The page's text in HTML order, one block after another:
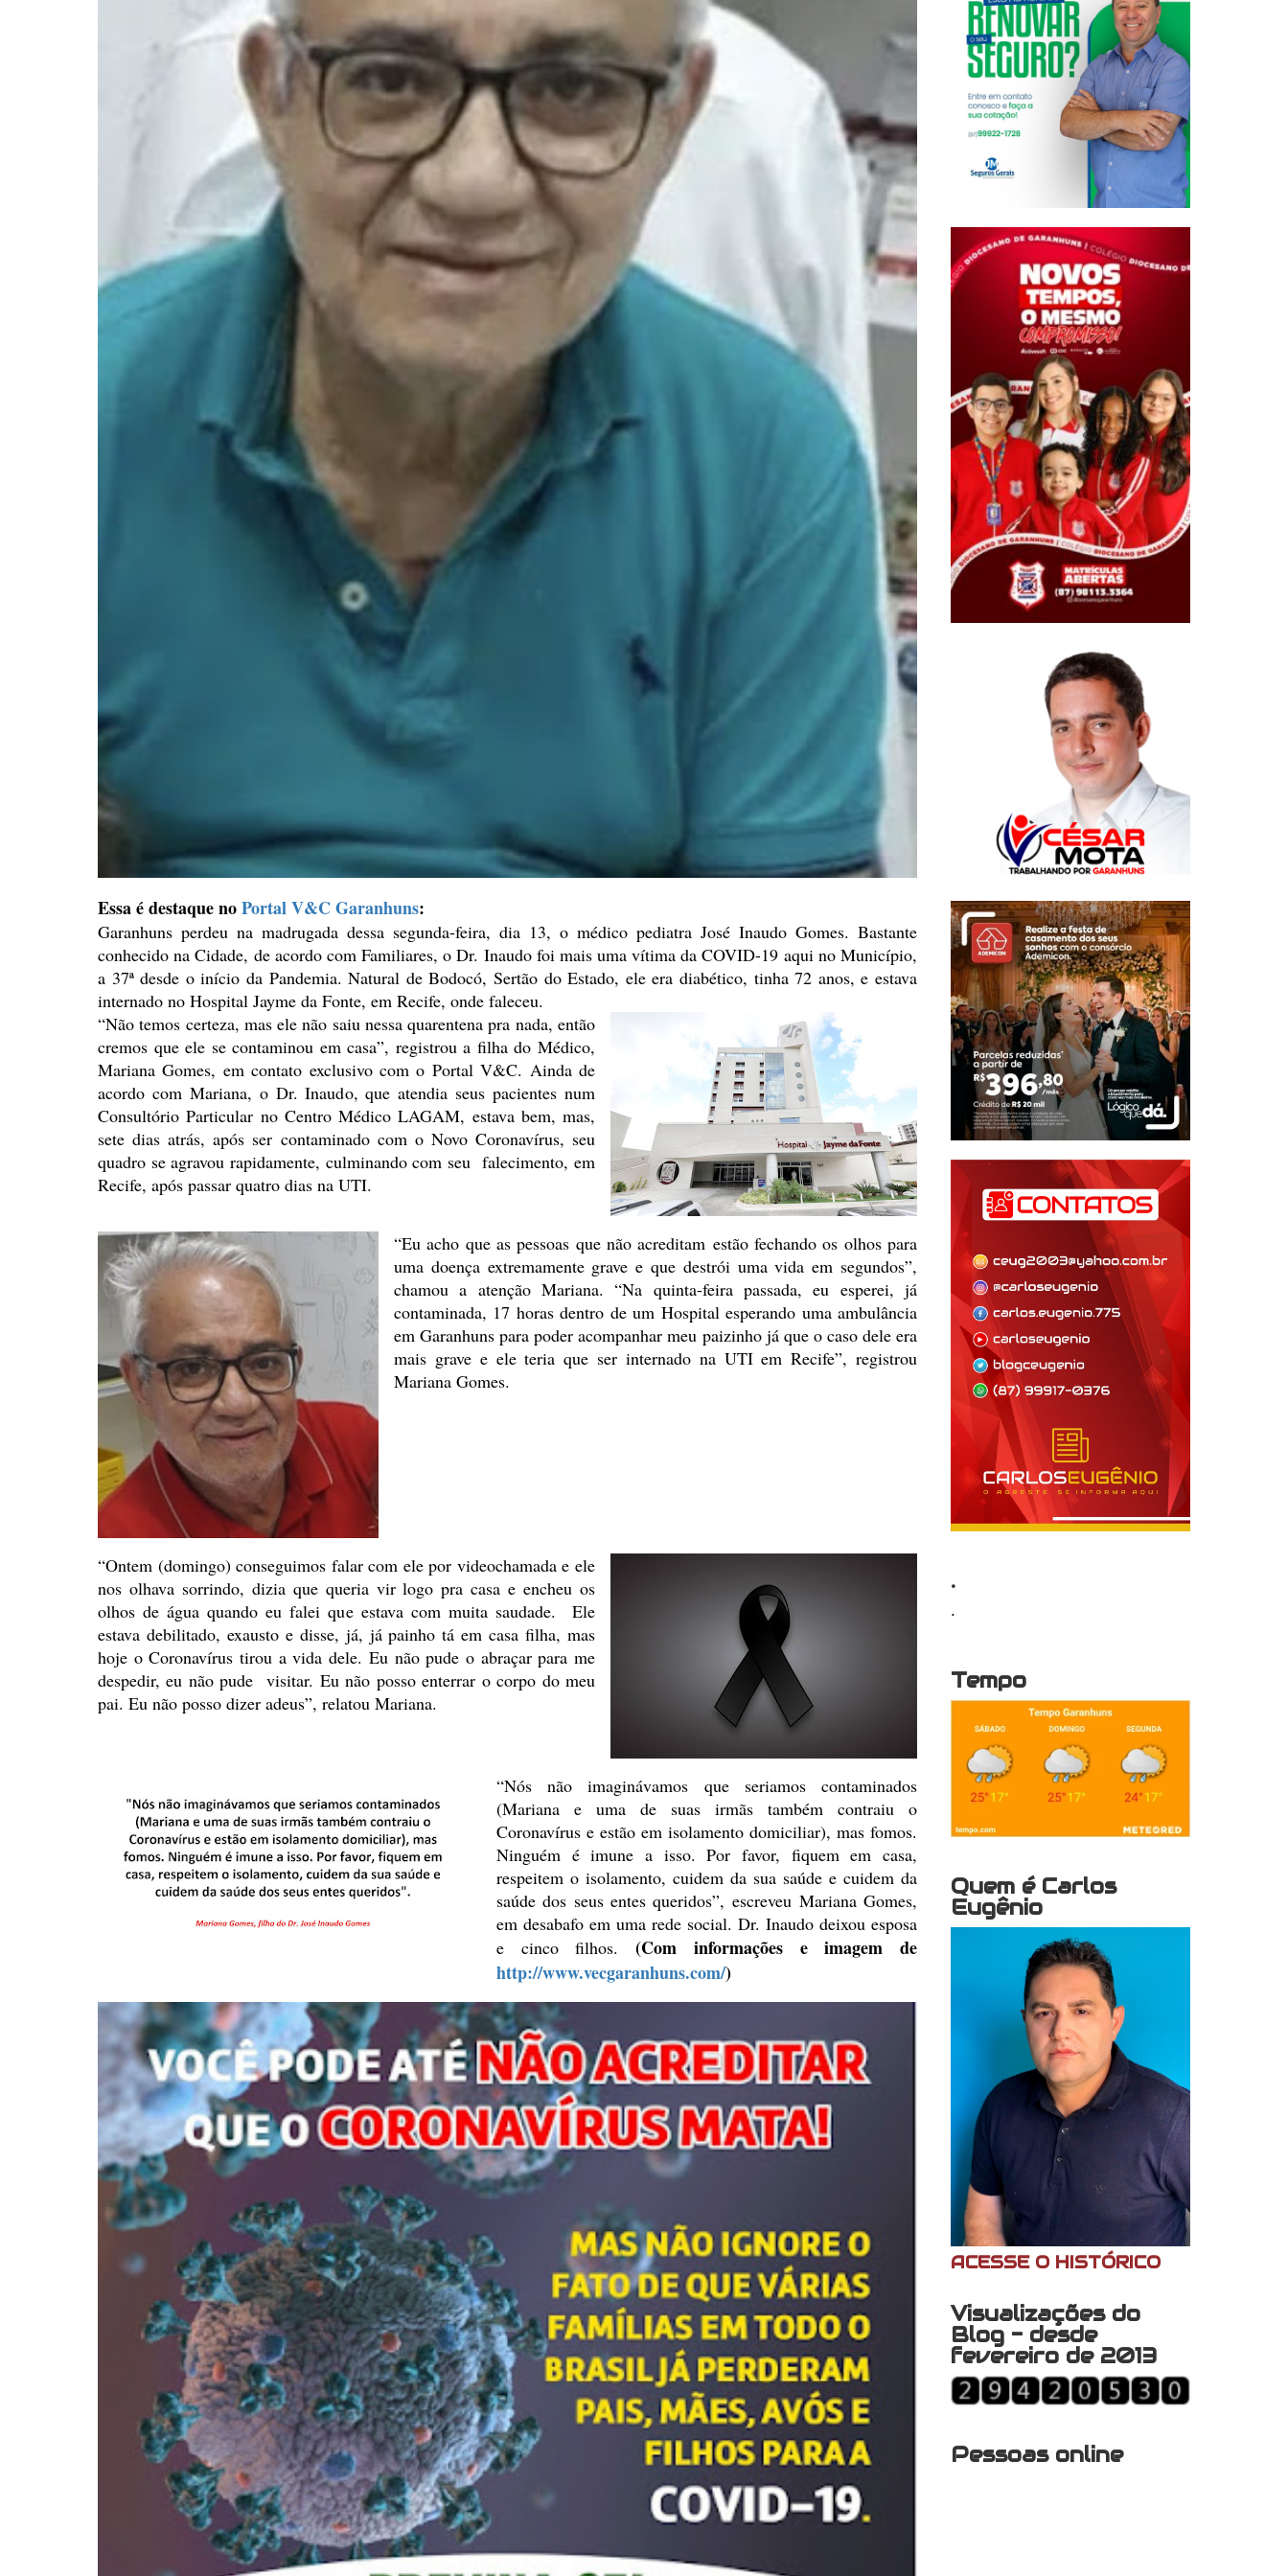
Essa é destaque noPortal V&C Garanhuns:
Garanhuns perdeu na madrugada dessa segunda-feira, dia 13, o médico pediatra José Inaudo Gomes. Bastante
conhecido na Cidade, deacordo com Familiares, o Dr. Inaudo foi mais uma vítima da COVID-19 aqui no Município,
a 37ª desde o início da Pandemia. Natural de Bodocó, Sertão do Estado, ele era diabético, tinha 72 anos, e estava
internado no Hospital Jayme da Fonte, em Recife, onde faleceu.
“Não temos certeza, mas ele não saiu nessaquarentena pra nada, então
cremos que ele se contaminou em casa”, registroua filha do Médico,
Mariana Gomes, em contato exclusivo com o Portal V&C. Aindade
acordo com Mariana, o Dr. Inaudo, que atendia seus pacientes num
Consultório Particular no Centro Médico LAGAM, estava bem, mas,
sete dias atrás, após ser contaminado com o Novo Coronavírus, seu
quadro se agravou rapidamente, culminando com seu falecimento, em
Recife, após passar quatro dias na UTI.
“Eu acho que as pessoas que não acreditam estãofechando os olhos para
uma doença extremamente grave e que destrói uma vida em segundos”,
chamou a atenção Mariana. “Na quinta-feira passada, eu esperei, já
contaminada, 17 horas dentro de um Hospital esperando uma ambulância
em Garanhuns para poder acompanhar meu paizinho já que o caso dele era
mais gravee ele teria que ser internado na UTI em Recife”, registrou
Mariana Gomes.
“Ontem (domingo) conseguimos falar com ele por videochamada e ele
nos olhava sorrindo, dizia que queria vir logo pra casa e encheu os
olhos de água quando eu falei que estava com muita saudade. Ele
estava debilitado, exausto e disse, já, já painho tá em casa filha, mas
hoje o Coronavírus tirou a vida dele. Eu não pude o abraçar para me
despedir, eu não pude visitar. Eu não posso enterrar o corpo do meu
pai. Eu não posso dizer adeus”, relatou Mariana.
“Nós não imaginávamos que seriamoscontaminados
(Mariana e uma de suas irmãs também contraiu o
Coronavírus e estão em isolamento domiciliar), mas fomos.
Ninguém é imune a isso. Por favor, fiquemem casa,
respeitem o isolamento, cuidem da sua saúde e cuidem da
saúde dos seusentes queridos”, escreveu Mariana Gomes,
em desabafo em uma rede social. Dr. Inaudo deixou esposa
e cinco filhos.(Com informações e imagem de
http://www.vecgaranhuns.com/)
.
.
Tempo
Quem é Carlos
Eugênio
ACESSE O HISTÓRICO
Visualizações do
Blog - desde
fevereiro de 2013
Pessoas online